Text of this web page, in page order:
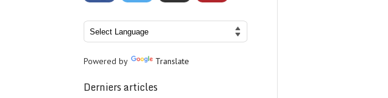
Powered by Translate
Derniers articles